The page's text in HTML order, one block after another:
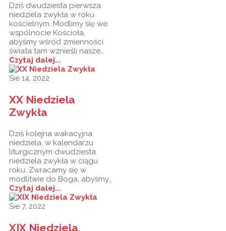
Dziś dwudziesta pierwsza
niedziela zwykła w roku
kościelnym. Modlimy się we
wspólnocie Kościoła,
abyśmy wśród zmienności
świata tam wznieśli nasze…
Czytaj dalej...
Sie 14, 2022
XX Niedziela
Zwykła
Dziś kolejna wakacyjna
niedziela, w kalendarzu
liturgicznym dwudziesta
niedziela zwykła w ciągu
roku. Zwracamy się w
modlitwie do Boga, abyśmy…
Czytaj dalej...
Sie 7, 2022
XIX Niedziela